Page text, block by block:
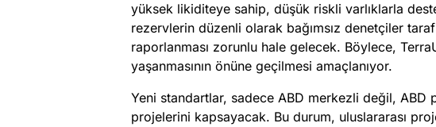
yüksek likiditeye sahip, düşük riskli varlıklarla
rezervlerin düzenli olarak bağımsız denetçiler
raporlanması zorunlu hale gelecek. Böylece,
yaşanmasının önüne geçilmesi amaçlanıyor.
Yeni standartlar, sadece ABD merkezli değil, ABD
projelerini kapsayacak. Bu durum, uluslararası